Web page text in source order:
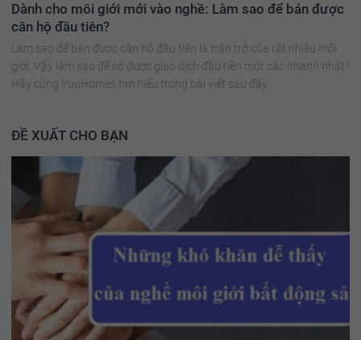
Dành cho môi giới mới vào nghề: Làm sao để bán được
căn hộ đầu tiên?
Làm sao để bán được căn hộ đầu tiên là trăn trở của rất nhiều môi
giới. Vậy làm sao để có được giao dịch đầu tiên một các nhanh nhất?
Hãy cùng YouHomes tìm hiểu trong bài viết sau đây.
ĐỀ XUẤT CHO BẠN